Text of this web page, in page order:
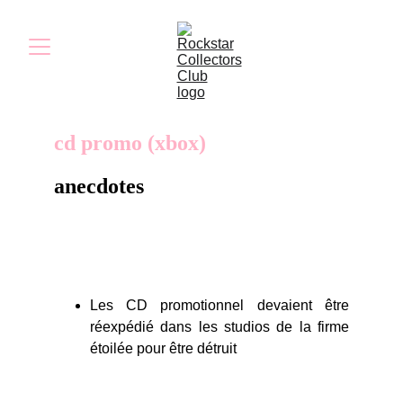
cd promo (xbox)
anecdotes
Les CD promotionnel devaient être
réexpédié dans les studios de la firme
étoilée pour être détruit